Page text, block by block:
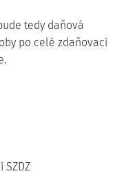
tedy daňová
po celé zdaňovací
.